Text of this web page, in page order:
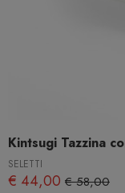
Kintsugi Tazzina
SELETTI
€ 44,00 € 58,00